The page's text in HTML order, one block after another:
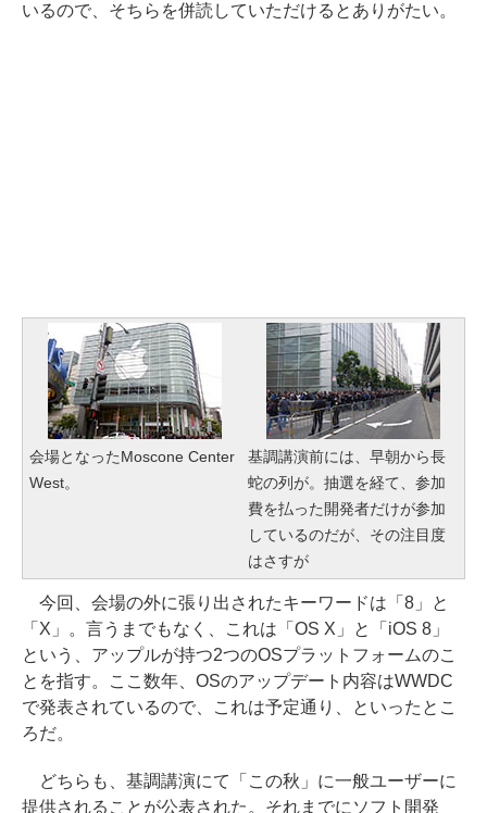
いるので、そちらを併読していただけるとありがたい。
会場となったMoscone Center
West。
基調講演前には、早朝から長
蛇の列が。抽選を経て、参加
費を払った開発者だけが参加
しているのだが、その注目度
はさすが
今回、会場の外に張り出されたキーワードは「8」と
「X」。言うまでもなく、これは「OS X」と「iOS 8」
という、アップルが持つ2つのOSプラットフォームのこ
とを指す。ここ数年、OSのアップデート内容はWWDC
で発表されているので、これは予定通り、といったとこ
ろだ。
どちらも、基調講演にて「この秋」に一般ユーザーに
提供されることが公表された。それまでにソフト開発